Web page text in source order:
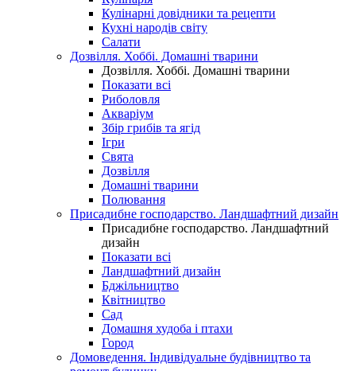
Кулінарні довідники та рецепти
Кухні народів світу
Салати
Дозвілля. Хоббі. Домашні тварини
Дозвілля. Хоббі. Домашні тварини
Показати всі
Риболовля
Акваріум
Збір грибів та ягід
Ігри
Свята
Дозвілля
Домашні тварини
Полювання
Присадибне господарство. Ландшафтний дизайн
Присадибне господарство. Ландшафтний
дизайн
Показати всі
Ландшафтний дизайн
Бджільництво
Квітництво
Сад
Домашня худоба і птахи
Город
Домоведення. Індивідуальне будівництво та